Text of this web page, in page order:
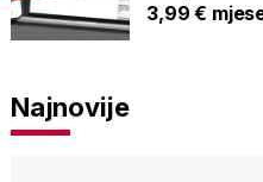
3,99 €
Najnovije